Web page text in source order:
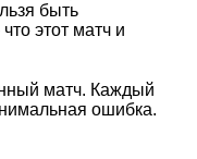
быть
этот матч и
матч. Каждый
ошибка.